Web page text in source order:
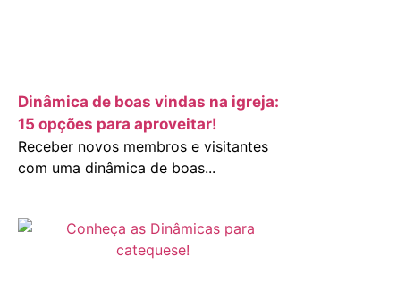
Dinâmica de boas vindas na igreja:
15 opções para aproveitar!
Receber novos membros e visitantes
com uma dinâmica de boas...